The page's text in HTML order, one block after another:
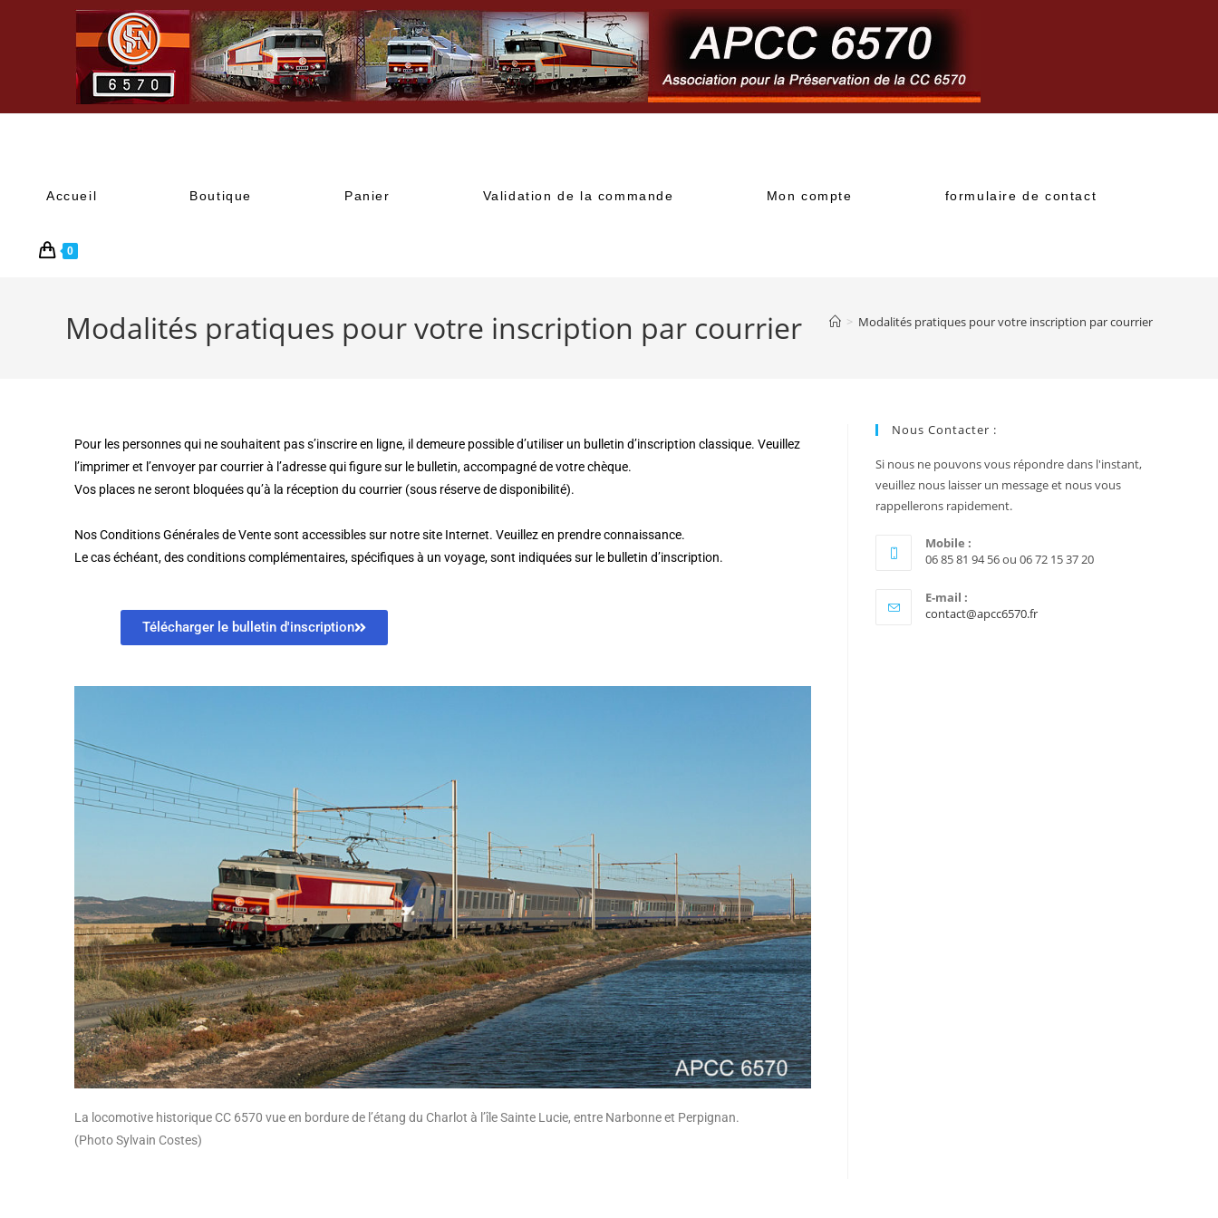
Accueil Boutique Panier Validation de la commande Mon compte formulaire de contact
0
Modalités pratiques pour votre inscription par courrier > Modalités pratiques pour votre inscription par courrier
Pour les personnes qui ne souhaitent pas s’inscrire en ligne, il demeure possible d’utiliser un bulletin d’inscription classique. Veuillez
l’imprimer et l’envoyer par courrier à l’adresse qui figure sur le bulletin, accompagné de votre chèque.
Vos places ne seront bloquées qu’à la réception du courrier (sous réserve de disponibilité).
Nos Conditions Générales de Vente sont accessibles sur notre site Internet. Veuillez en prendre connaissance.
Le cas échéant, des conditions complémentaires, spécifiques à un voyage, sont indiquées sur le bulletin d’inscription.
Télécharger le bulletin d'inscription
La locomotive historique CC 6570 vue en bordure de l’étang du Charlot à l’île Sainte Lucie, entre Narbonne et Perpignan.
(Photo Sylvain Costes)
Nous Contacter :
Si nous ne pouvons vous répondre dans l'instant,
veuillez nous laisser un message et nous vous
rappellerons rapidement.
Mobile :
06 85 81 94 56 ou 06 72 15 37 20
E-mail :
contact@apcc6570.fr